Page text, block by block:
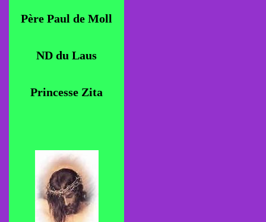
Père Paul de Moll
ND du Laus
Princesse Zita